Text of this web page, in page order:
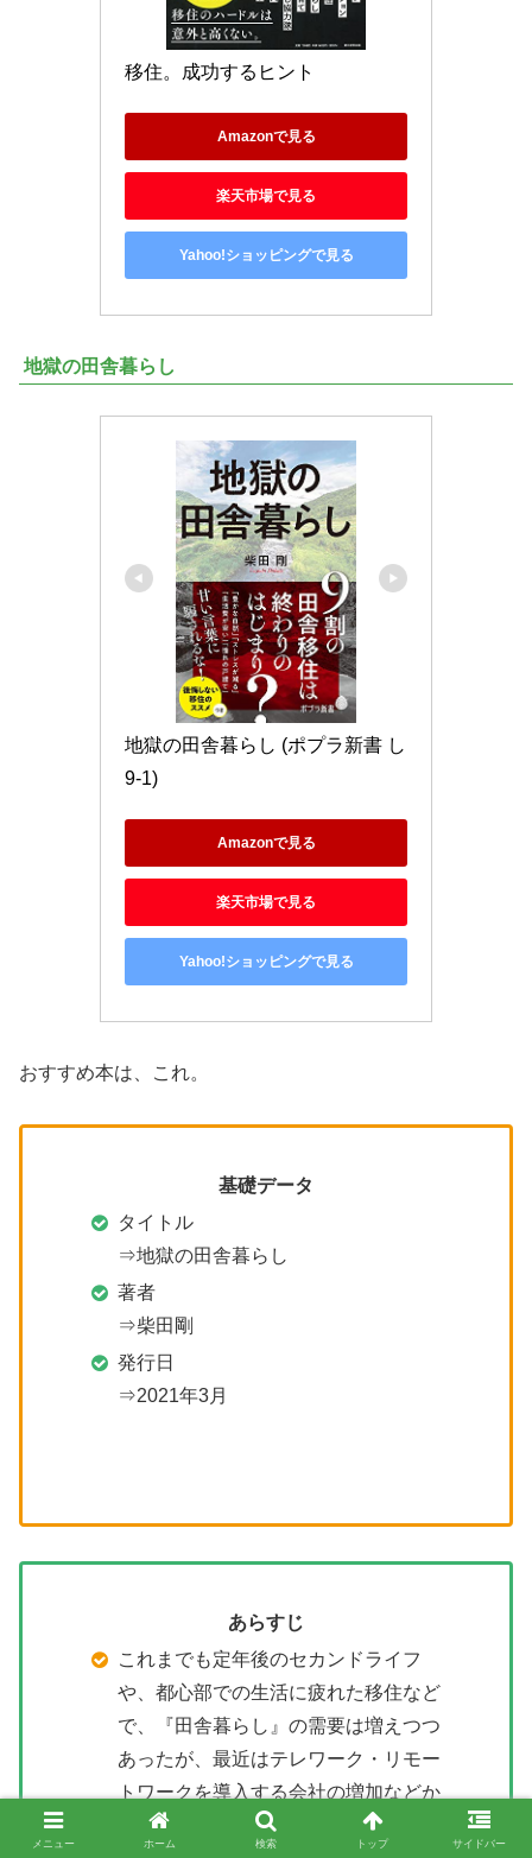
移住。成功するヒント
Amazonで見る
楽天市場で見る
Yahoo!ショッピングで見る
地獄の田舎暮らし
地獄の田舎暮らし (ポプラ新書 し
9-1)
Amazonで見る
楽天市場で見る
Yahoo!ショッピングで見る
おすすめ本は、これ。
基礎データ
タイトル
⇒地獄の田舎暮らし
著者
⇒柴田剛
発行日
⇒2021年3月
あらすじ
これまでも定年後のセカンドライフ
や、都心部での生活に疲れた移住など
で、『田舎暮らし』の需要は増えつつ
あったが、最近はテレワーク・リモー
トワークを導入する会社の増加などか
らの移住が活況を呈している。しか
メニュー ホーム 検索 トップ サイドバー